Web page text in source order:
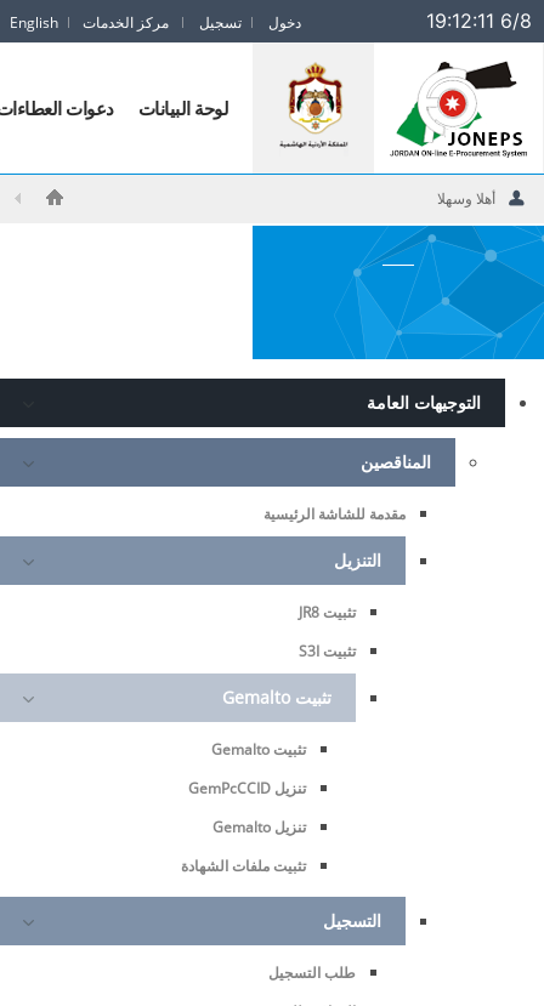
Jordan
ONline
Procurement
System
logo
19:12:12 6/8 دخول تسجيل مركز الخدمات English
لوحة البيانات دعوات
أهلا وسهلا
التوجيهات العامة
المناقصين
مقدمة للشاشة الرئيسية
التنزيل
تثبيت JR8
تثبيت S3I
تثبيت Gemalto
تثبيت Gemalto
تنزيل GemPcCCID
تنزيل Gemalto
تثبيت ملفات الشهادة
التسجيل
طلب التسجيل